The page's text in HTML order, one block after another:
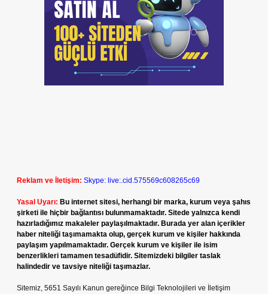
Reklam ve İletişim: Skype: live:.cid.575569c608265c69
Yasal Uyarı: Bu internet sitesi, herhangi bir marka, kurum veya şahıs
şirketi ile hiçbir bağlantısı bulunmamaktadır. Sitede yalnızca kendi
hazırladığımız makaleler paylaşılmaktadır. Burada yer alan içerikler
haber niteliği taşımamakta olup, gerçek kurum ve kişiler hakkında
paylaşım yapılmamaktadır. Gerçek kurum ve kişiler ile isim
benzerlikleri tamamen tesadüfidir. Sitemizdeki bilgiler taslak
halindedir ve tavsiye niteliği taşımazlar.
Sitemiz, 5651 Sayılı Kanun gereğince Bilgi Teknolojileri ve İletişim